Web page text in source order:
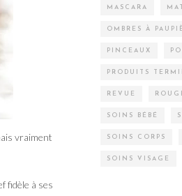
vraiment
fidèle à ses
MASCARA
OMBRES À
PINCEAUX
PRODUITS
REVUE
SOINS BÉBÉ
SOINS CORPS
SOINS VISAGE